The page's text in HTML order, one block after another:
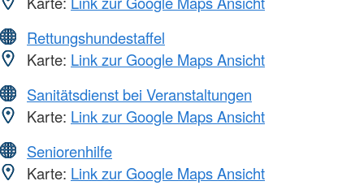
Rettungshundestaffel
Karte: Link zur Google Maps Ansicht
Sanitätsdienst bei Veranstaltungen
Karte: Link zur Google Maps Ansicht
Seniorenhilfe
Karte: Link zur Google Maps Ansicht